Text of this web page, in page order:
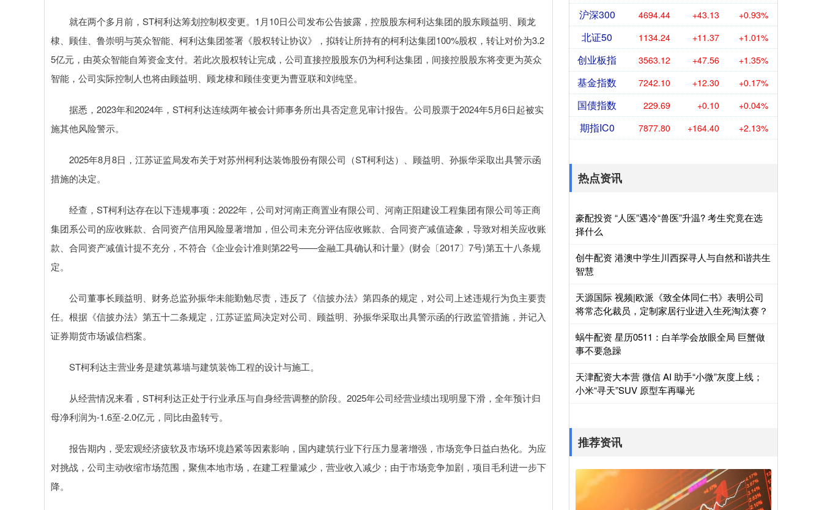
就在两个多月前，ST柯利达筹划控制权变更。1月10日公司发布公告披露，控股股东柯利达集团的股东顾益明、顾龙
棣、顾佳、鲁崇明与英众智能、柯利达集团签署《股权转让协议》，拟转让所持有的柯利达集团100%股权，转让对价为3.2
5亿元，由英众智能自筹资金支付。若此次股权转让完成，公司直接控股股东仍为柯利达集团，间接控股股东将变更为英众
智能，公司实际控制人也将由顾益明、顾龙棣和顾佳变更为曹亚联和刘纯坚。
据悉，2023年和2024年，ST柯利达连续两年被会计师事务所出具否定意见审计报告。公司股票于2024年5月6日起被实
施其他风险警示。
2025年8月8日，江苏证监局发布关于对苏州柯利达装饰股份有限公司（ST柯利达）、顾益明、孙振华采取出具警示函
措施的决定。
经查，ST柯利达存在以下违规事项：2022年，公司对河南正商置业有限公司、河南正阳建设工程集团有限公司等正商
集团系公司的应收账款、合同资产信用风险显著增加，但公司未充分评估应收账款、合同资产减值迹象，导致对相关应收账
款、合同资产减值计提不充分，不符合《企业会计准则第22号——金融工具确认和计量》(财会〔2017〕7号)第五十八条规
定。
公司董事长顾益明、财务总监孙振华未能勤勉尽责，违反了《信披办法》第四条的规定，对公司上述违规行为负主要责
任。根据《信披办法》第五十二条规定，江苏证监局决定对公司、顾益明、孙振华采取出具警示函的行政监管措施，并记入
证券期货市场诚信档案。
ST柯利达主营业务是建筑幕墙与建筑装饰工程的设计与施工。
从经营情况来看，ST柯利达正处于行业承压与自身经营调整的阶段。2025年公司经营业绩出现明显下滑，全年预计归
母净利润为-1.6至-2.0亿元，同比由盈转亏。
报告期内，受宏观经济疲软及市场环境趋紧等因素影响，国内建筑行业下行压力显著增强，市场竞争日益白热化。为应
对挑战，公司主动收缩市场范围，聚焦本地市场，在建工程量减少，营业收入减少；由于市场竞争加剧，项目毛利进一步下
降。
沪深300 4694.44 +43.13 +0.93%
北证50 1134.24 +11.37 +1.01%
创业板指 3563.12 +47.56 +1.35%
基金指数 7242.10 +12.30 +0.17%
国债指数 229.69 +0.10 +0.04%
期指IC0 7877.80 +164.40 +2.13%
热点资讯
豪配投资 “人医”遇冷“兽医”升温? 考生究竟在选
择什么
创牛配资 港澳中学生川西探寻人与自然和谐共生
智慧
天源国际 视频|欧派《致全体同仁书》表明公司
将常态化裁员，定制家居行业进入生死淘汰赛？
蜗牛配资 星历0511：白羊学会放眼全局 巨蟹做
事不要急躁
天津配资大本营 微信 AI 助手“小微”灰度上线；
小米“寻天”SUV 原型车再曝光
推荐资讯